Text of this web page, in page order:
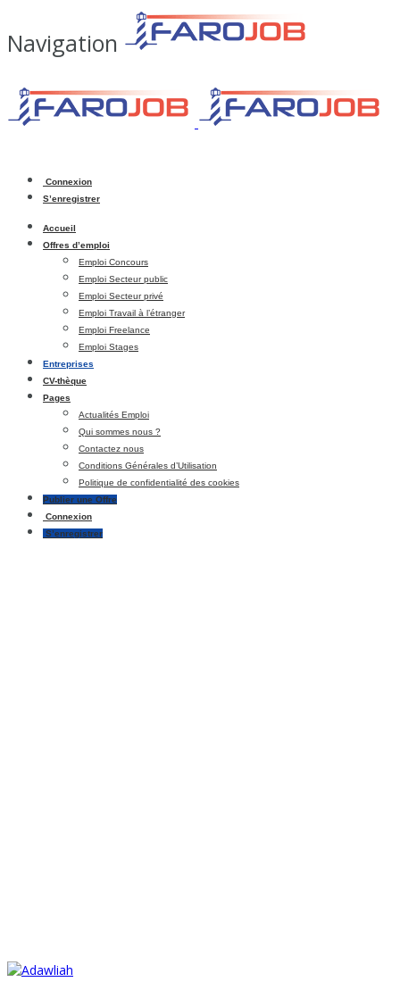
Navigation
Connexion
S’enregistrer
Accueil
Offres d’emploi
Emploi Concours
Emploi Secteur public
Emploi Secteur privé
Emploi Travail à l’étranger
Emploi Freelance
Emploi Stages
Entreprises
CV-thèque
Pages
Actualités Emploi
Qui sommes nous ?
Contactez nous
Conditions Générales d’Utilisation
Politique de confidentialité des cookies
Publier une Offre
Connexion
S’enregistrer